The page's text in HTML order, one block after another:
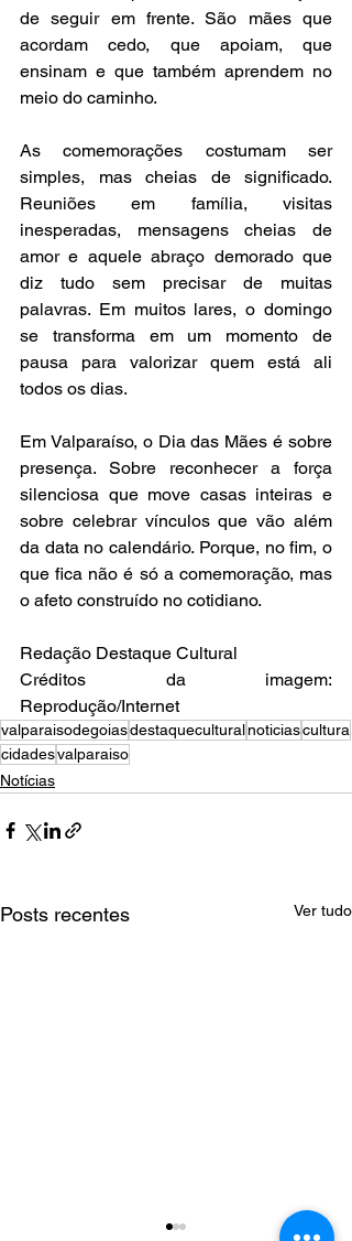
de seguir em frente. São mães que
acordam cedo, que apoiam, que
ensinam e que também aprendem no
meio do caminho.
As comemorações costumam ser
simples, mas cheias de significado.
Reuniões em família, visitas
inesperadas, mensagens cheias de
amor e aquele abraço demorado que
diz tudo sem precisar de muitas
palavras. Em muitos lares, o domingo
se transforma em um momento de
pausa para valorizar quem está ali
todos os dias.
Em Valparaíso, o Dia das Mães é sobre
presença. Sobre reconhecer a força
silenciosa que move casas inteiras e
sobre celebrar vínculos que vão além
da data no calendário. Porque, no fim, o
que fica não é só a comemoração, mas
o afeto construído no cotidiano.
Redação Destaque Cultural
Créditos da imagem:
Reprodução/Internet
valparaisodegoiasdestaqueculturalnoticiascultura
cidadesvalparaiso
Notícias
Posts recentes Ver tudo